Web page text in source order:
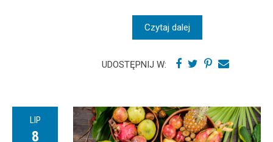
Czytaj dalej
UDOSTĘPNIJ W:
LIP
8